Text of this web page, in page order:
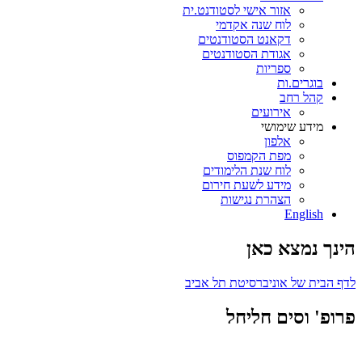
אזור אישי לסטודנט.ית
לוח שנה אקדמי
דקאנט הסטודנטים
אגודת הסטודנטים
ספריות
בוגרים.ות
קהל רחב
אירועים
מידע שימושי
אלפון
מפת הקמפוס
לוח שנת הלימודים
מידע לשעת חירום
הצהרת נגישות
English
הינך נמצא כאן
לדף הבית של אוניברסיטת תל אביב
פרופ' וסים חליחל